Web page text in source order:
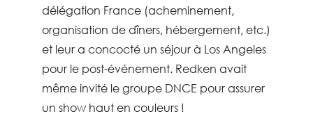
délégation France (acheminement,
organisation de dîners, hébergement, etc.)
et leur a concocté un séjour à Los Angeles
pour le post-événement. Redken avait
même invité le groupe DNCE pour assurer
un show haut en couleurs !